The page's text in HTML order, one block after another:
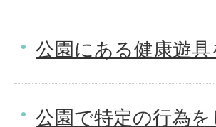
公園にある健康遊
公園で特定の行為